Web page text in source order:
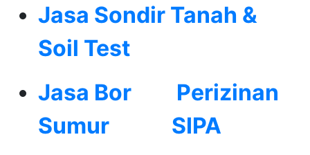
Jasa Sondir Tanah &
Soil Test
Jasa Bor
Sumur
Perizinan
SIPA